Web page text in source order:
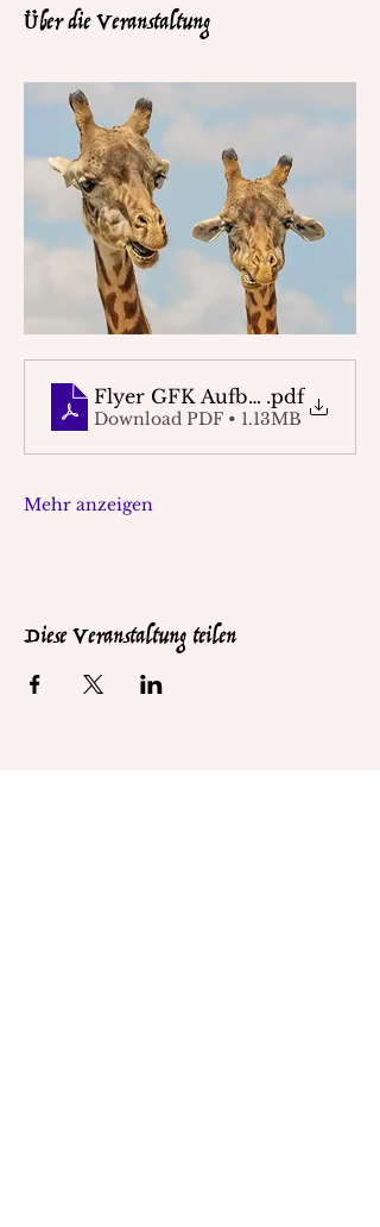
Über die Veranstaltung
Flyer GFK Aufbautraining (1)
.pdf
Download PDF • 1.13MB
Mehr anzeigen
Diese Veranstaltung teilen